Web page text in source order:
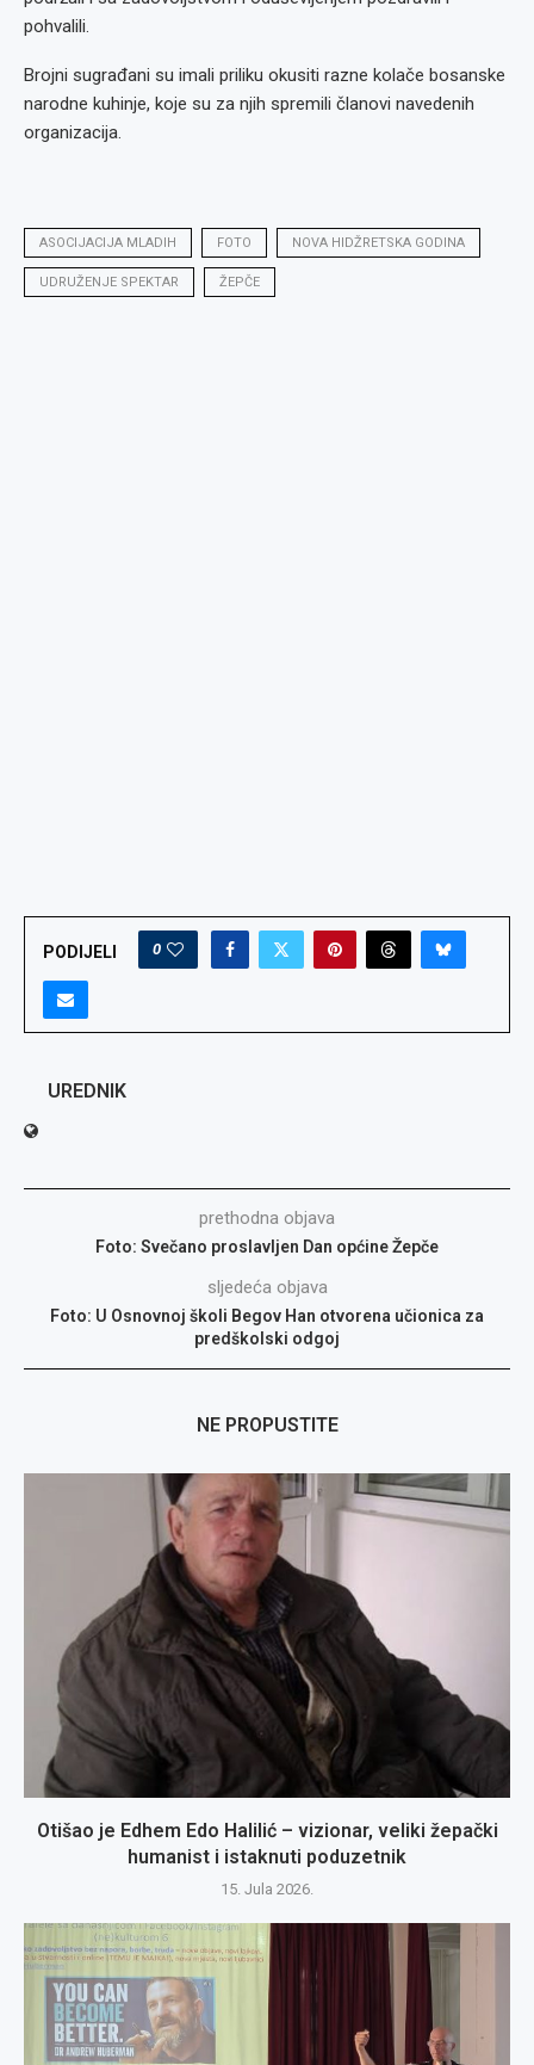
pohvalili.
Brojni sugrađani su imali priliku okusiti razne kolače bosanske
narodne kuhinje, koje su za njih spremili članovi navedenih
organizacija.
ASOCIJACIJA MLADIH FOTO NOVA HIDŽRETSKA GODINA
UDRUŽENJE SPEKTAR ŽEPČE
PODIJELI 0
UREDNIK
prethodna objava
Foto: Svečano proslavljen Dan općine Žepče
sljedeća objava
Foto: U Osnovnoj školi Begov Han otvorena učionica za
predškolski odgoj
NE PROPUSTITE
Otišao je Edhem Edo Halilić – vizionar, veliki žepački
humanist i istaknuti poduzetnik
15. Jula 2026.